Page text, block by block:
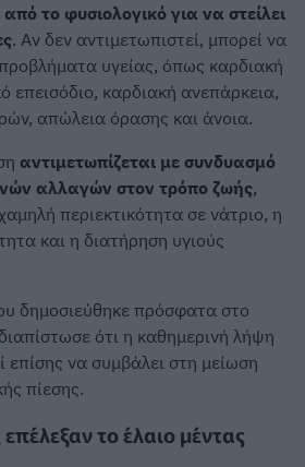
το φυσιολογικό για να στείλει
. Αν δεν αντιμετωπιστεί, μπορεί να
υγείας, όπως καρδιακή
επεισόδιο, καρδιακή ανεπάρκεια,
απώλεια όρασης και άνοια.
αντιμετωπίζεται με συνδυασμό
αλλαγών στον τρόπο ζωής,
περιεκτικότητα σε νάτριο, η
και η διατήρηση υγιούς
δημοσιεύθηκε πρόσφατα στο
διαπίστωσε ότι η καθημερινή λήψη
επίσης να συμβάλει στη μείωση
πίεσης.
επέλεξαν το έλαιο μέντας